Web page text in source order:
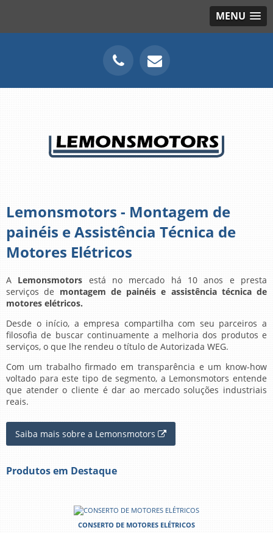
MENU
Lemonsmotors - Montagem de
painéis e Assistência Técnica de
Motores Elétricos
A Lemonsmotors está no mercado há 10 anos e presta
serviços de montagem de painéis e assistência técnica de
motores elétricos.
Desde o início, a empresa compartilha com seu parceiros a
filosofia de buscar continuamente a melhoria dos produtos e
serviços, o que lhe rendeu o título de Autorizada WEG.
Com um trabalho firmado em transparência e um know-how
voltado para este tipo de segmento, a Lemonsmotors entende
que atender o cliente é dar ao mercado soluções industriais
reais.
Saiba mais sobre a Lemonsmotors
Produtos em Destaque
CONSERTO DE MOTORES ELÉTRICOS